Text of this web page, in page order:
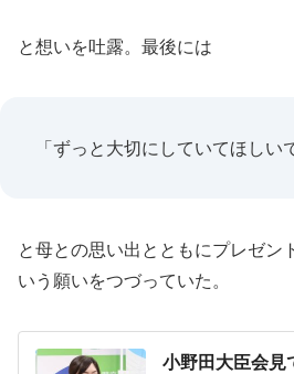
と想いを吐露。最後には
「ずっと大切にしていてほしい
と母との思い出とともにプレゼン
いう願いをつづっていた。
小野田大臣会見